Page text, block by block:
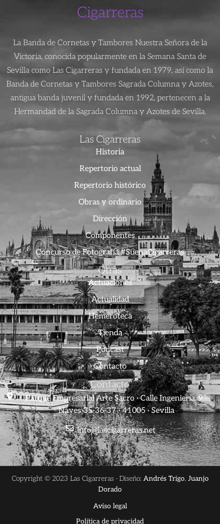
Cigarreras
La Banda de Cornetas y Tambores Nuestra Señora de la
Victoria, conocida popularmente en la Semana Santa de
Sevilla como Las Cigarreras y fundada en 1979, así como la
Banda de Cornetas y Tambores Sagrada Columna y Azotes,
antigua banda juvenil y fundada en 1992, pertenecen a la
Hermandad de la Sagrada Columna y Azotes de Sevilla.
Las Cigarreras
Historia
Repertorio actual
Repertorio histórico
Obras y ordinario
Dirección
Componentes
Concurso de Fotografía #SuenaCigarreras
Otras
Actuaciones
Actualidad
Hemeroteca
Tienda
Podcast
Contacto
Contacto
Parque Empresarial Arte Sacro · Calle Ingeniería, 9 ·
Naves 35-36-37 · 41005 · Sevilla
info@lascigarreras.net
Copyright © 2023 Las Cigarreras · Diseño: Andrés Trigo, Juanjo
Dorado
Aviso legal
Política de privacidad